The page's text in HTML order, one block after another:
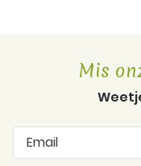
Mis